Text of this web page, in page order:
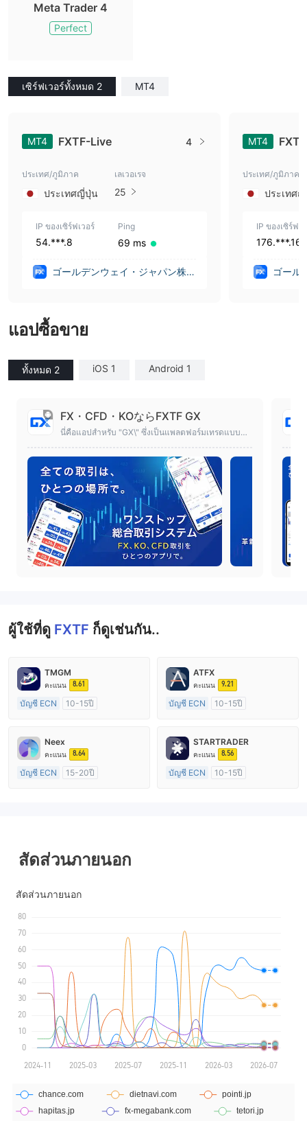
Meta Trader 4
Perfect
เซิร์ฟเวอร์ทั้งหมด 2 MT4
MT4 FXTF-Live 4
ประเทศ/ภูมิภาค
ประเทศญี่ปุ่น
เลเวอเรจ
25
IP ของเซิร์ฟเวอร์
54.***.8
Ping
69 ms
ゴールデンウェイ・ジャパン株式
MT4
ประเทศ/ภูมิภาค
ประเทศ
IP ของเซิร์ฟเ
176.***.165
ゴール
แอปซื้อขาย
ทั้งหมด 2 iOS 1 Android 1
FX・CFD・KOならFXTF GX
นี่คือแอปสำหรับ "GX\" ซึ่งเป็นแพลตฟอร์มเทรดแบบคร
ย์คริปโต และ knockout ออปชันโดย Goldenway Jap
an
ผู้ใช้ที่ดู FXTF ก็ดูเช่นกัน..
TMGM
คะแนน 8.61
บัญชี ECN
10-15ปี
ใบอนุญาต MT4 แบบเต็ม
ATFX
คะแนน 9.21
บัญชี ECN
10-15ปี
ใบอนุญาต MT4 แบบเต็ม
Neex
คะแนน 8.64
บัญชี ECN
15-20ปี
STARTRADER
คะแนน 8.56
บัญชี ECN
10-15ปี
สัดส่วนภายนอก